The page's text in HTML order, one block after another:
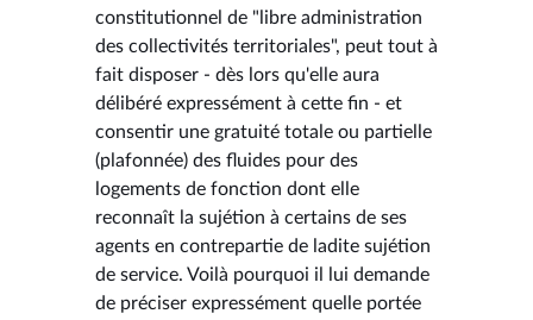
constitutionnel de "libre administration
des collectivités territoriales", peut tout à
fait disposer - dès lors qu'elle aura
délibéré expressément à cette fin - et
consentir une gratuité totale ou partielle
(plafonnée) des fluides pour des
logements de fonction dont elle
reconnaît la sujétion à certains de ses
agents en contrepartie de ladite sujétion
de service. Voilà pourquoi il lui demande
de préciser expressément quelle portée